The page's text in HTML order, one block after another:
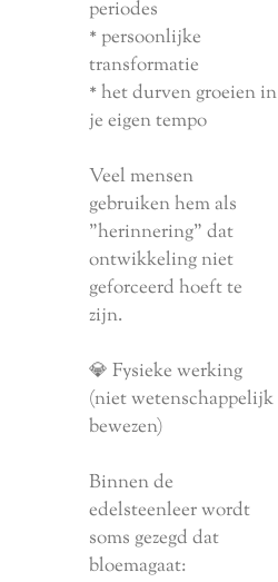
periodes
* persoonlijke
transformatie
* het durven groeien in
je eigen tempo
Veel mensen
gebruiken hem als
"herinnering" dat
ontwikkeling niet
geforceerd hoeft te
zijn.
💎 Fysieke werking
(niet wetenschappelijk
bewezen)
Binnen de
edelsteenleer wordt
soms gezegd dat
bloemagaat: